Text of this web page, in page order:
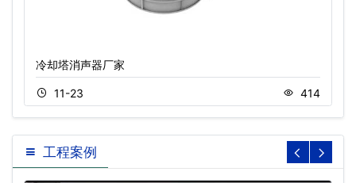
冷却塔消声器厂家
11-23 414
工程案例